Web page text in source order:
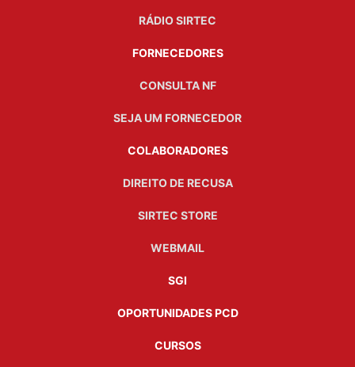
RÁDIO SIRTEC
FORNECEDORES
CONSULTA NF
SEJA UM FORNECEDOR
COLABORADORES
DIREITO DE RECUSA
SIRTEC STORE
WEBMAIL
SGI
OPORTUNIDADES PCD
CURSOS